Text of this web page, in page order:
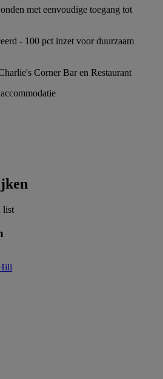
met eenvoudige toegang tot
- 100 pct inzet voor duurzaam
Corner Bar en Restaurant
list